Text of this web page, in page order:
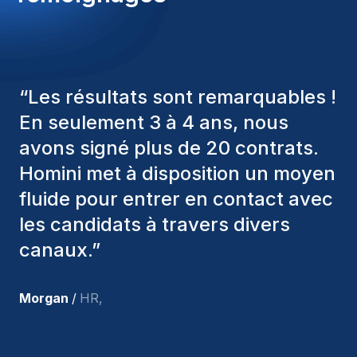
“Les consultants Homini ont
toujours pris en considération
divers critères pour nous proposer
les bons candidats. Ceux que
nous avons recrutés sont toujours
parmi nous, et personnellement, je
suis très satisfait des nouvelles